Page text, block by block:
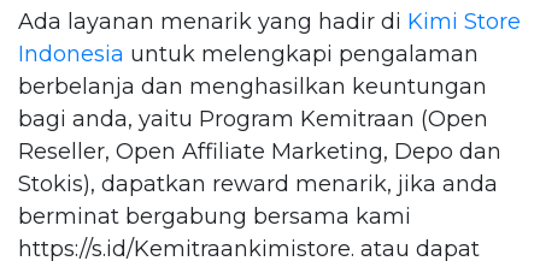
Ada layanan menarik yang hadir di Kimi Store
Indonesia untuk melengkapi pengalaman
berbelanja dan menghasilkan keuntungan
bagi anda, yaitu Program Kemitraan (Open
Reseller, Open Affiliate Marketing, Depo dan
Stokis), dapatkan reward menarik, jika anda
berminat bergabung bersama kami
https://s.id/Kemitraankimistore. atau dapat